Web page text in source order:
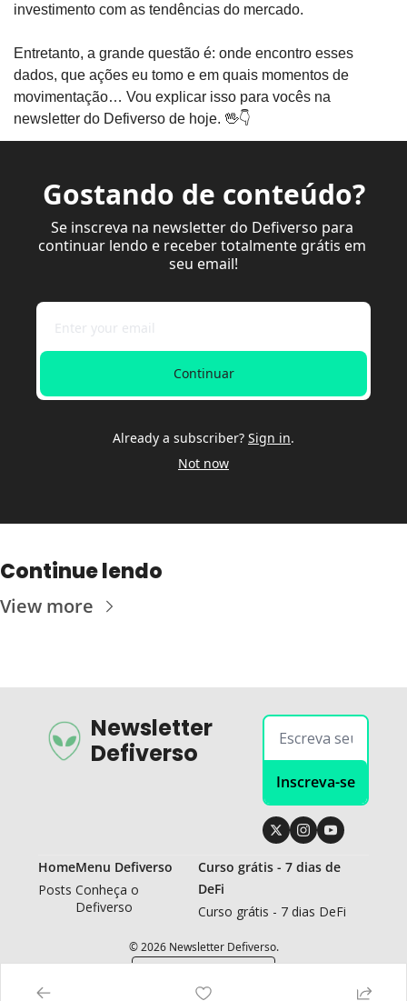
investimento com as tendências do mercado.
Entretanto, a grande questão é: onde encontro esses
dados, que ações eu tomo e em quais momentos de
movimentação… Vou explicar isso para vocês na
newsletter do Defiverso de hoje. 🖖👇
Gostando de conteúdo?
Se inscreva na newsletter do Defiverso para
continuar lendo e receber totalmente grátis em
seu email!
Continuar
Already a subscriber? Sign in.
Not now
Continue lendo
View more
Newsletter
Defiverso
Inscreva-se
Home
Posts
Menu Defiverso
Conheça o
Defiverso
Curso grátis - 7 dias de
DeFi
Curso grátis - 7 dias DeFi
© 2026 Newsletter Defiverso.